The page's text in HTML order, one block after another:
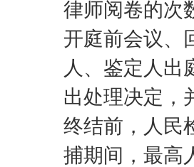
律师阅卷的次
开庭前会议、
人、鉴定人出
出处理决定，
终结前，人民
捕期间，最高